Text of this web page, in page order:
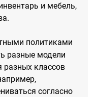
и мебель,
политиками
разные модели
разных классов
согласно